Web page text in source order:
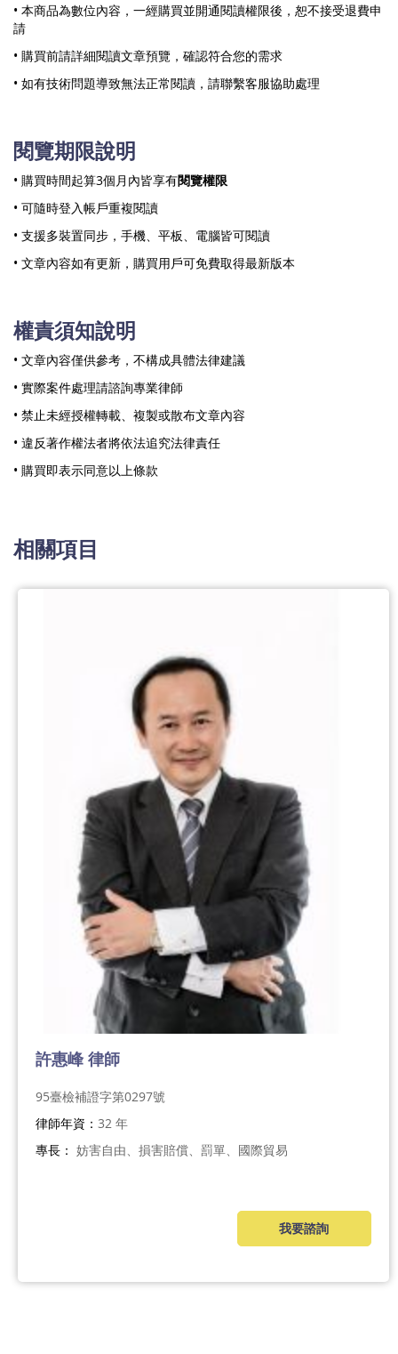
• 本商品為數位內容，一經購買並開通閱讀權限後，恕不接受退費申
請
• 購買前請詳細閱讀文章預覽，確認符合您的需求
• 如有技術問題導致無法正常閱讀，請聯繫客服協助處理
閱覽期限說明
• 購買時間起算3個月內皆享有閱覽權限
• 可隨時登入帳戶重複閱讀
• 支援多裝置同步，手機、平板、電腦皆可閱讀
• 文章內容如有更新，購買用戶可免費取得最新版本
權責須知說明
• 文章內容僅供參考，不構成具體法律建議
• 實際案件處理請諮詢專業律師
• 禁止未經授權轉載、複製或散布文章內容
• 違反著作權法者將依法追究法律責任
• 購買即表示同意以上條款
相關項目
許惠峰 律師
95臺檢補證字第0297號
律師年資： 32 年
專長： 妨害自由、損害賠償、罰單、國際貿易
我要諮詢